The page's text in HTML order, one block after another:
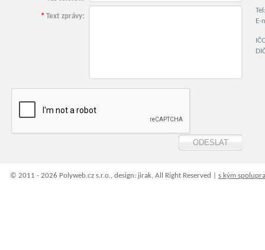
* Text zprávy:
E-
© 2011 - 2026 Polyweb.cz s.r.o., design: jirak, All Right Reserved | s kým